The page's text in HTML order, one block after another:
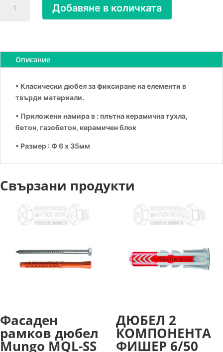
Универсален
Добавяне в количката
Описание
• Класически дюбел за фиксиране на елементи в
твърди материали.
• Приложени намира в : плътна керамична тухла,
бетон, газобетон, керамичен блок
• Размер : Ф 6 х 35мм
Свързани продукти
Фасаден
рамков дюбел
Mungo MQL-SS
ДЮБЕЛ 2
КОМПОНЕНТА
ФИШЕР 6/50